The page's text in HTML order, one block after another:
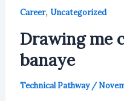
Career, Uncategorized
Drawing me
banaye
Technical Pathway /